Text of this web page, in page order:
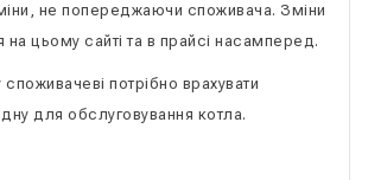
не попереджаючи споживача. Зміни
цьому сайті та в прайсі насамперед.
потрібно врахувати
для обслуговування котла.